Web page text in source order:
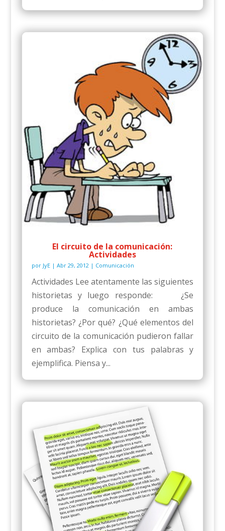
El circuito de la comunicación:
Actividades
por JyE| Abr 29, 2012| Comunicación
Actividades Lee atentamente las siguientes
historietas y luego responde: ¿Se
produce la comunicación en ambas
historietas? ¿Por qué? ¿Qué elementos del
circuito de la comunicación pudieron fallar
en ambas? Explica con tus palabras y
ejemplifica. Piensa y...